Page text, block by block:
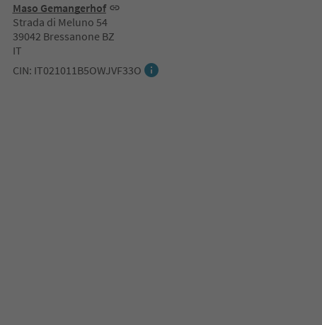
Maso Gemangerhof
Strada di Meluno 54
39042 Bressanone BZ
IT
CIN: IT021011B5OWJVF33O